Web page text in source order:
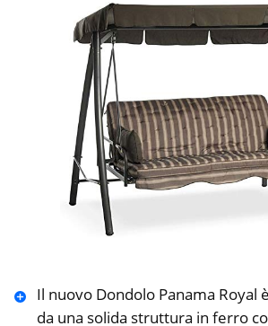
Il nuovo Dondolo Panama Royal
da una solida struttura in ferro